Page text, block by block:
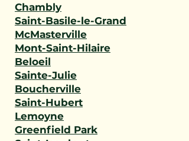
Chambly
Saint-Basile-le-Grand
McMasterville
Mont-Saint-Hilaire
Beloeil
Sainte-Julie
Boucherville
Saint-Hubert
Lemoyne
Greenfield Park